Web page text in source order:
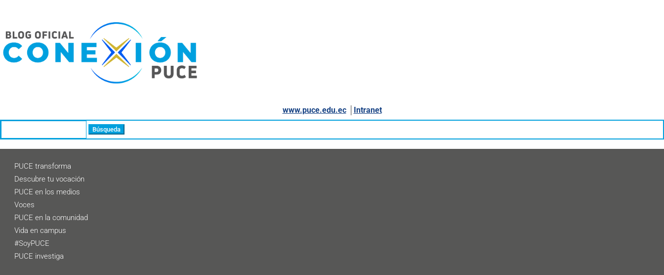
www.puce.edu.ec│ Intranet
PUCE transforma
Descubre tu vocación
PUCE en los medios
Voces
PUCE en la comunidad
Vida en campus
#SoyPUCE
PUCE investiga